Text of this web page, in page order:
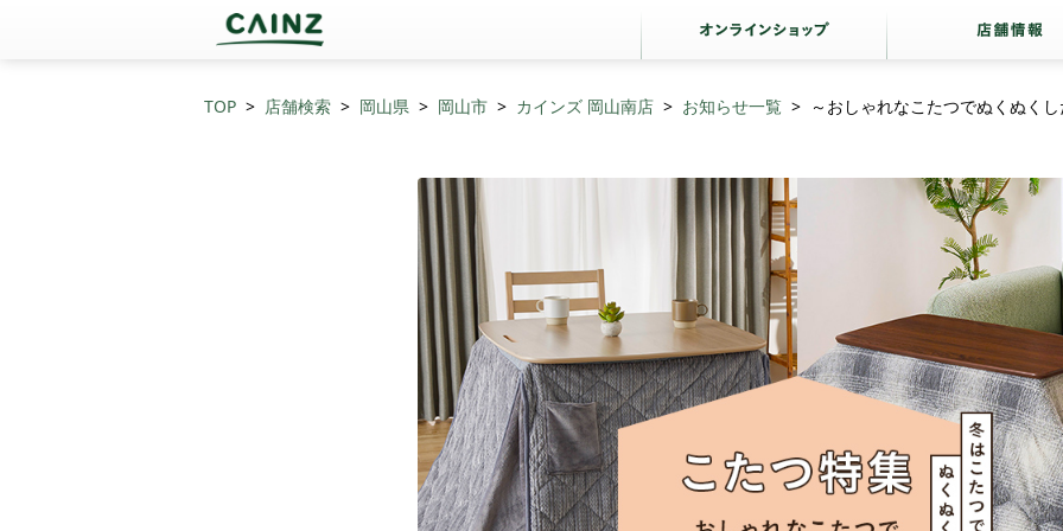
TOP 店舗検索 岡山県 岡山市 カインズ 岡山南店 お知らせ一覧 ～おしゃれなこたつでぬくぬく